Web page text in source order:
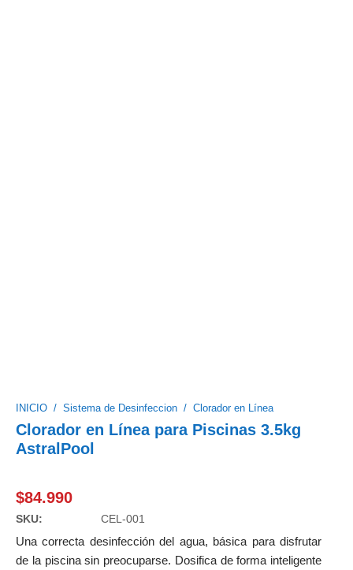
INICIO/ Sistema de Desinfeccion/ Clorador en Línea
Clorador en Línea para Piscinas 3.5kg
AstralPool
$84.990
SKU: CEL-001
Una correcta desinfección del agua, básica para disfrutar
de la piscina sin preocuparse. Dosifica de forma inteligente